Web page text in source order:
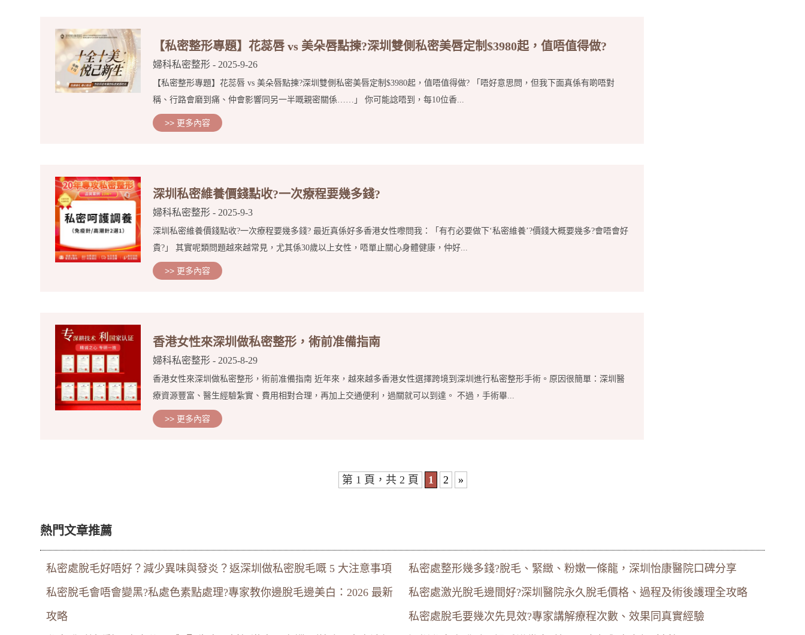
【私密整形專題】花蕊唇 vs 美朵唇點揀?深圳雙側私密美唇定制$3980起，值唔值得做?
婦科私密整形- 2025-9-26
【私密整形專題】花蕊唇 vs 美朵唇點揀?深圳雙側私密美唇定制$3980起，值唔值得做? 「唔好意思問，但我下面真係有啲唔對
稱、行路會磨到痛、仲會影響同另一半嘅親密關係……」 你可能諗唔到，每10位香...
>> 更多內容
深圳私密維養價錢點收?一次療程要幾多錢?
婦科私密整形- 2025-9-3
深圳私密維養價錢點收?一次療程要幾多錢? 最近真係好多香港女性嚟問我：「有冇必要做下‘私密維養’?價錢大概要幾多?會唔會好
貴?」 其實呢類問題越來越常見，尤其係30歲以上女性，唔單止關心身體健康，仲好...
>> 更多內容
香港女性來深圳做私密整形，術前准備指南
婦科私密整形- 2025-8-29
香港女性來深圳做私密整形，術前准備指南 近年來，越來越多香港女性選擇跨境到深圳進行私密整形手術。原因很簡單：深圳醫
療資源豐富、醫生經驗紮實、費用相對合理，再加上交通便利，過關就可以到達。 不過，手術畢...
>> 更多內容
第 1 頁，共 2 頁 1 2 »
熱門文章推薦
私密處脫毛好唔好？減少異味與發炎？返深圳做私密脫毛嘅 5 大注意事項
私密處整形幾多錢?脫毛、緊緻、粉嫩一條龍，深圳怡康醫院口碑分享
私密脫毛會唔會變黑?私處色素點處理?專家教你邊脫毛邊美白：2026 最新
攻略
私密處激光脫毛邊間好?深圳醫院永久脫毛價格、過程及術後護理全攻略
私密處脫毛要幾次先見效?專家講解療程次數、效果同真實經驗